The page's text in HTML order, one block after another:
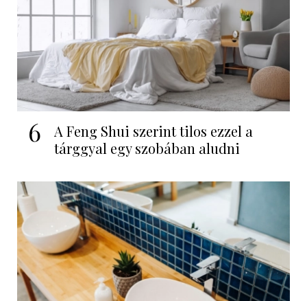
6
A Feng Shui szerint tilos ezzel a
tárggyal egy szobában aludni